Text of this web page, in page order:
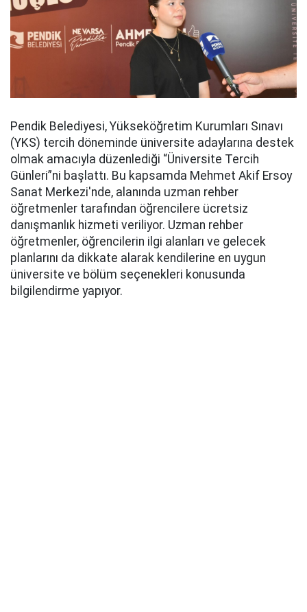
Pendik Belediyesi, Yükseköğretim Kurumları Sınavı
(YKS) tercih döneminde üniversite adaylarına destek
olmak amacıyla düzenlediği “Üniversite Tercih
Günleri”ni başlattı. Bu kapsamda Mehmet Akif Ersoy
Sanat Merkezi'nde, alanında uzman rehber
öğretmenler tarafından öğrencilere ücretsiz
danışmanlık hizmeti veriliyor. Uzman rehber
öğretmenler, öğrencilerin ilgi alanları ve gelecek
planlarını da dikkate alarak kendilerine en uygun
üniversite ve bölüm seçenekleri konusunda
bilgilendirme yapıyor.